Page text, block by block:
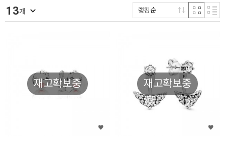
13개 랭킹순
재고확보중 재고확보중